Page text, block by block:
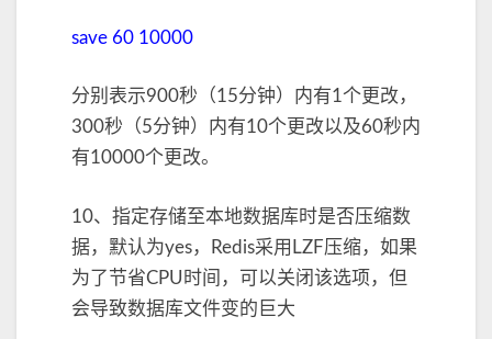
save 60 10000
分别表示900秒（15分钟）内有1个更改，
300秒（5分钟）内有10个更改以及60秒内
有10000个更改。
10、指定存储至本地数据库时是否压缩数
据，默认为yes，Redis采用LZF压缩，如果
为了节省CPU时间，可以关闭该选项，但
会导致数据库文件变的巨大